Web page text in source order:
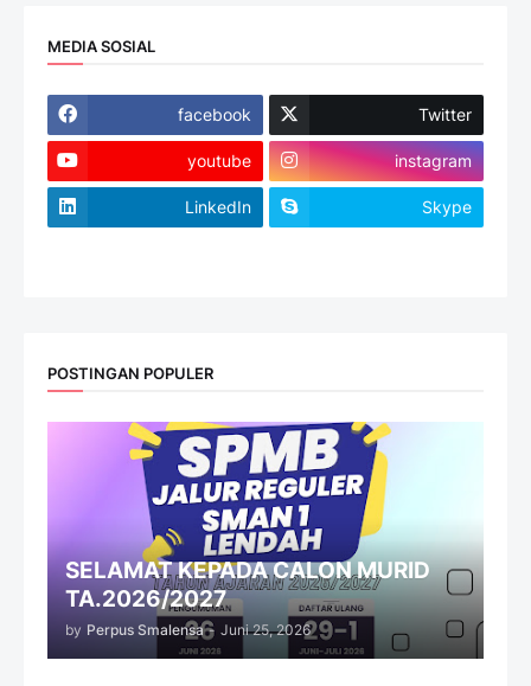
MEDIA SOSIAL
facebook Twitter
youtube instagram
LinkedIn Skype
POSTINGAN POPULER
SELAMAT KEPADA CALON MURID
TA.2026/2027
by Perpus Smalensa - Juni 25, 2026